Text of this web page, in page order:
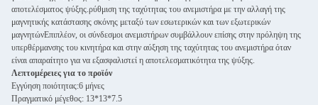
αποτελέσματος ψύξης.ρύθμιση της ταχύτητας του ανεμιστήρα με την αλλαγή της
μαγνητικής κατάστασης σκόνης μεταξύ των εσωτερικών και των εξωτερικών
μαγνητώνΕπιπλέον, οι σύνδεσμοι ανεμιστήρων συμβάλλουν επίσης στην πρόληψη της
υπερθέρμανσης του κινητήρα και στην αύξηση της ταχύτητας του ανεμιστήρα όταν
είναι απαραίτητο για να εξασφαλιστεί η αποτελεσματικότητα της ψύξης.
Λεπτομέρειες για το προϊόν
Εγγύηση ποιότητας:6 μήνες
Πραγματικό μέγεθος: 13*13*7.5